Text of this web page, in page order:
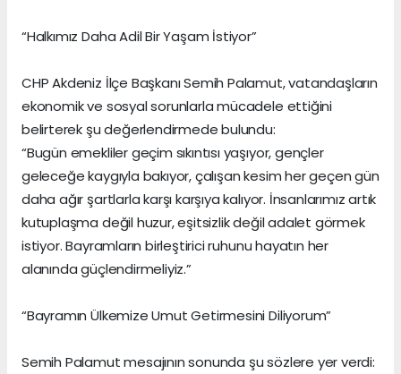
“Halkımız Daha Adil Bir Yaşam İstiyor”
CHP Akdeniz İlçe Başkanı Semih Palamut, vatandaşların
ekonomik ve sosyal sorunlarla mücadele ettiğini
belirterek şu değerlendirmede bulundu:
“Bugün emekliler geçim sıkıntısı yaşıyor, gençler
geleceğe kaygıyla bakıyor, çalışan kesim her geçen gün
daha ağır şartlarla karşı karşıya kalıyor. İnsanlarımız artık
kutuplaşma değil huzur, eşitsizlik değil adalet görmek
istiyor. Bayramların birleştirici ruhunu hayatın her
alanında güçlendirmeliyiz.”
“Bayramın Ülkemize Umut Getirmesini Diliyorum”
Semih Palamut mesajının sonunda şu sözlere yer verdi: